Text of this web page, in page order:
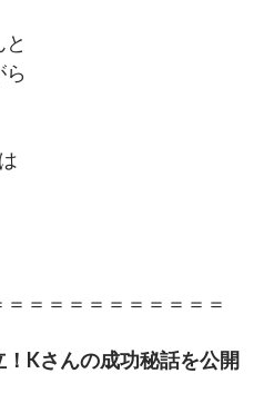
＝＝＝＝＝＝＝＝＝＝
Kさんの成功秘話を公開